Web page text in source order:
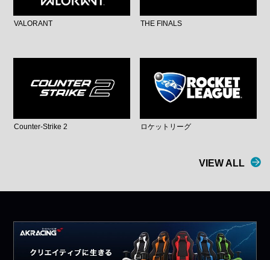
VALORANT THE FINALS
Counter-Strike 2 ロケットリーグ
VIEW ALL